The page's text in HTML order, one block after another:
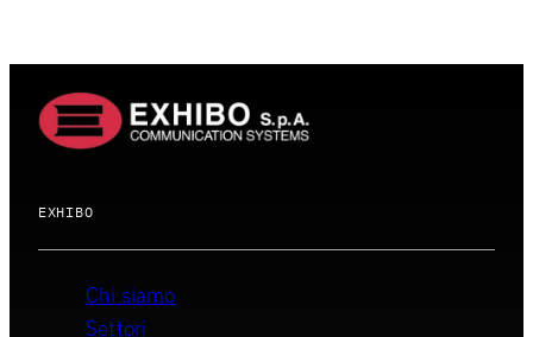
EXHIBO
Chi siamo
Settori